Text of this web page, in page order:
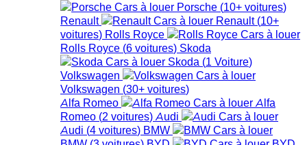
Porsche (10+ voitures)
Renault
Renault (10+
voitures) Rolls Royce
Rolls Royce (6 voitures) Skoda
Skoda (1 Voiture)
Volkswagen
Volkswagen (30+ voitures)
Alfa Romeo
Alfa
Romeo (2 voitures) Audi
Audi (4 voitures) BMW